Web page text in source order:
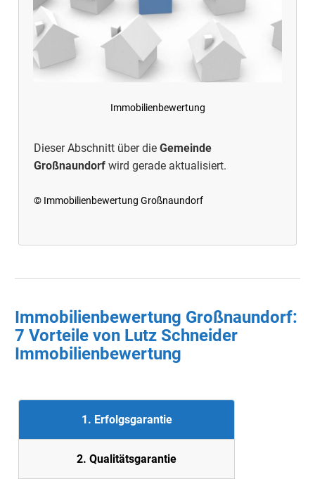
Immobilienbewertung
Dieser Abschnitt über die Gemeinde
Großnaundorf wird gerade aktualisiert.
© Immobilienbewertung Großnaundorf
Immobilienbewertung Großnaundorf:
7 Vorteile von Lutz Schneider
Immobilienbewertung
1. Erfolgsgarantie
2. Qualitätsgarantie